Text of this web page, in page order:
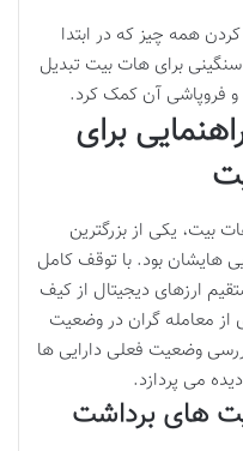
همه چیز که در ابتدا
سنگینی برای هات بیت تبدیل
و فروپاشی آن کمک کرد.
برای
بیت، یکی از بزرگترین
هایشان بود. با توقف کامل
ارزهای دیجیتال از کیف
از معامله گران در وضعیت
وضعیت فعلی دارایی ها
می پردازد.
های برداشت